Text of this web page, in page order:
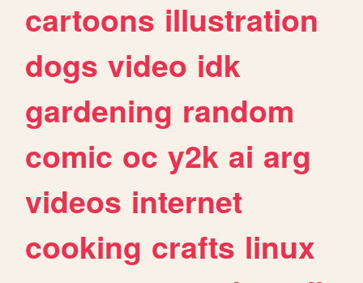
cartoons illustration
dogs video idk
gardening random
comic oc y2k ai arg
videos internet
cooking crafts linux